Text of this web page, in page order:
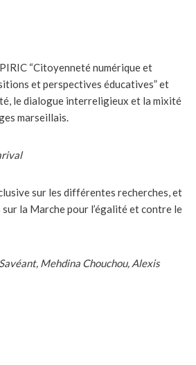
“Citoyenneté numérique et
et perspectives éducatives” et
le dialogue interreligieux et la mixité
marseillais.
sur les différentes recherches, et
sur la Marche pour l’égalité et contre le
Mehdina Chouchou, Alexis